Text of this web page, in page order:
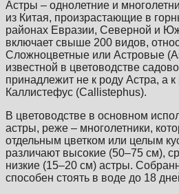
Астры – однолетние и
из Китая, произрастающие в
районах Евразии, Северной и
включает свыше 200 видов,
Сложноцветные или Астровые
известной в цветоводстве
принадлежит не к роду Астра, а
Каллистефус (Callistephus).
В цветоводстве в основном
астры, реже – многолетники,
отдельным цветком или целым
различают высокие (50–75 см),
низкие (15–20 см) астры.
способен стоять в воде до 18